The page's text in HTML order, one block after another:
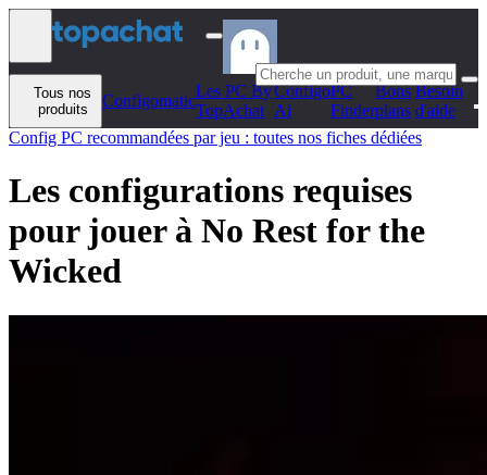
Aller au contenu
Tous nos
produits
Configomatic
Les PC By
TopAchat
Configo
Ai
PC
Finder
Bons
plans
Besoin
d'aide
Config PC recommandées par jeu : toutes nos fiches dédiées
Les configurations requises
pour jouer à No Rest for the
Wicked